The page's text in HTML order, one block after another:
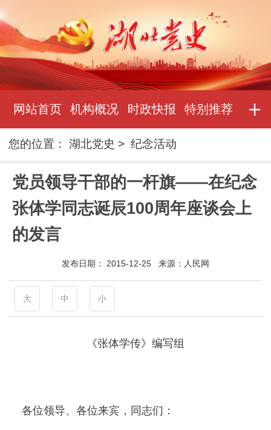
网站首页 机构概况 时政快报 特别推荐
您的位置：湖北党史 >纪念活动
党员领导干部的一杆旗——在纪念
张体学同志诞辰100周年座谈会上
的发言
发布日期： 2015-12-25 来源： 人民网
大 中 小
《张体学传》编写组
各位领导、各位来宾，同志们：